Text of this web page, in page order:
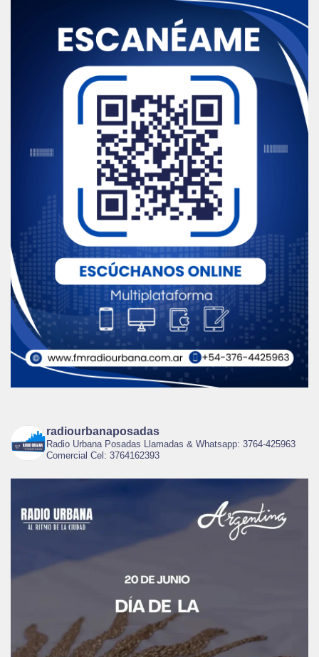
radiourbanaposadas
Radio Urbana Posadas Llamadas & Whatsapp: 3764-425963
Comercial Cel: 3764162393